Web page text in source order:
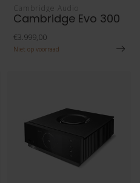
Cambridge Audio
Cambridge Evo 300
€3.999,00
Niet op voorraad